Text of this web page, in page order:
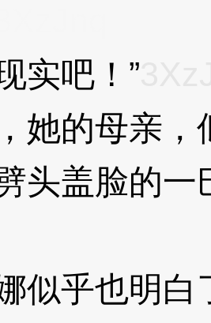
吧！”
的母亲，
头盖脸的一
乎也明白